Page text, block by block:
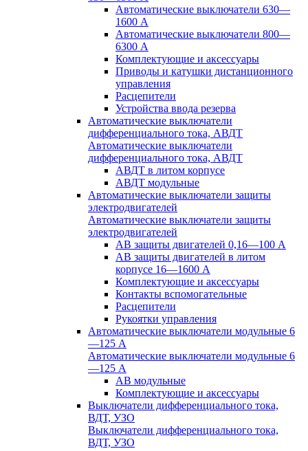
Автоматические выключатели 630—
1600 А
Автоматические выключатели 800—
6300 А
Комплектующие и аксессуары
Приводы и катушки дистанционного
управления
Расцепители
Устройства ввода резерва
Автоматические выключатели
дифференциального тока, АВДТ
Автоматические выключатели
дифференциального тока, АВДТ
АВДТ в литом корпусе
АВДТ модульные
Автоматические выключатели защиты
электродвигателей
Автоматические выключатели защиты
электродвигателей
АВ защиты двигателей 0,16—100 А
АВ защиты двигателей в литом
корпусе 16—1600 А
Комплектующие и аксессуары
Контакты вспомогательные
Расцепители
Рукоятки управления
Автоматические выключатели модульные 6
—125 А
Автоматические выключатели модульные 6
—125 А
АВ модульные
Комплектующие и аксессуары
Выключатели дифференциального тока,
ВДТ, УЗО
Выключатели дифференциального тока,
ВДТ, УЗО